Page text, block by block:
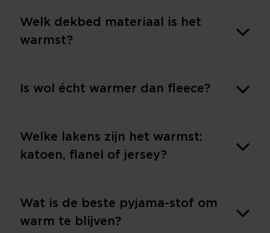
Welk dekbed materiaal is het
warmst?
Is wol écht warmer dan fleece?
Welke lakens zijn het warmst:
katoen, flanel of jersey?
Wat is de beste pyjama-stof om
warm te blijven?